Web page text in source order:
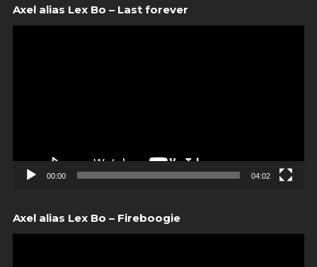
Axel alias Lex Bo – Last forever
00:00 04:02
Axel alias Lex Bo – Fireboogie